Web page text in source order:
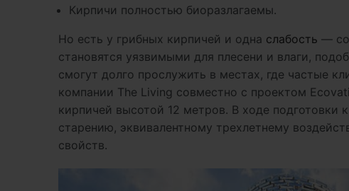
Кирпичи полностью биоразлагаемы.
Но есть у грибных кирпичей и одна слабость — со
становятся уязвимыми для плесени и влаги,
смогут долго прослужить в местах, где частые
компании The Living совместно с проектом
кирпичей высотой 12 метров. В ходе подготовки
старению, эквивалентному трехлетнему
свойств.